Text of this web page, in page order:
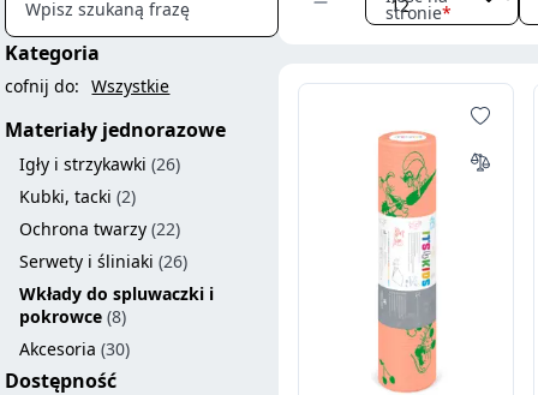
Wpisz szukaną frazę
Kategoria
cofnij do: Wszystkie
Materiały jednorazowe
Igły i strzykawki (26)
Kubki, tacki (2)
Ochrona twarzy (22)
Serwety i śliniaki (26)
Wkłady do spluwaczki i
pokrowce (8)
Akcesoria (30)
Dostępność
stronie